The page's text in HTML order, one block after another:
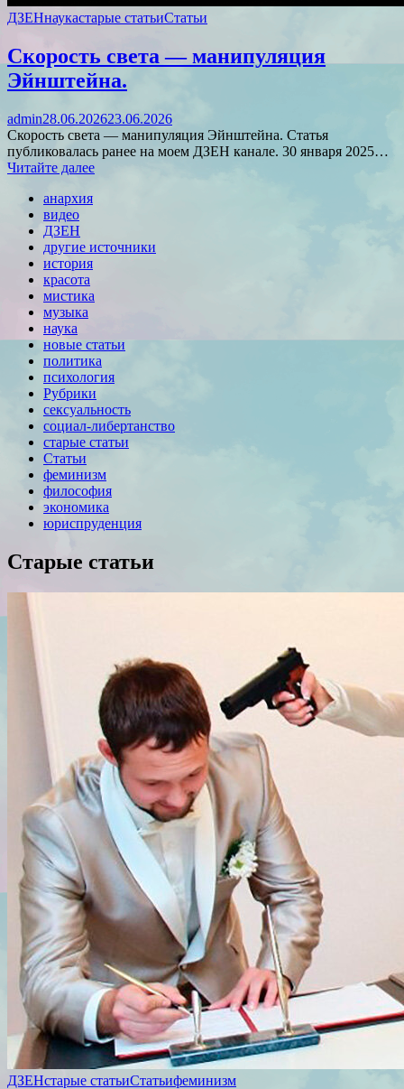
ДЗЕНнаукастарые статьиСтатьи
Скорость света — манипуляция
Эйнштейна.
admin28.06.202623.06.2026
Скорость света — манипуляция Эйнштейна. Статья
публиковалась ранее на моем ДЗЕН канале. 30 января 2025…
Читайте далее
анархия
видео
ДЗЕН
другие источники
история
красота
мистика
музыка
наука
новые статьи
политика
психология
Рубрики
сексуальность
социал-либертанство
старые статьи
Статьи
феминизм
философия
экономика
юриспруденция
Старые статьи
ДЗЕНстарые статьиСтатьифеминизм